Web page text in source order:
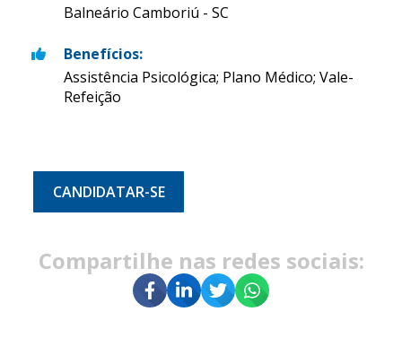
Balneário Camboriú - SC
Benefícios:
Assistência Psicológica; Plano Médico; Vale-
Refeição
CANDIDATAR-SE
Compartilhe nas redes sociais: